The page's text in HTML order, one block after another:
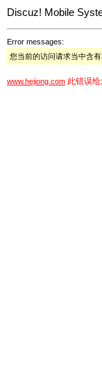
Discuz! Mobile
Error messages:
您当前的访问请求当中含
www.hejiong.com 此错误